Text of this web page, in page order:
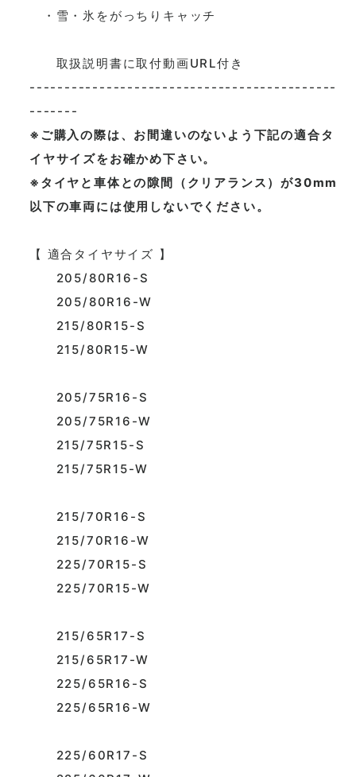
・雪・氷をがっちりキャッチ
取扱説明書に取付動画URL付き
--------------------------------------------
-------
※ご購入の際は、お間違いのないよう下記の適合タ
イヤサイズをお確かめ下さい。
※タイヤと車体との隙間（クリアランス）が30mm
以下の車両には使用しないでください。
【 適合タイヤサイズ 】
205/80R16-S
205/80R16-W
215/80R15-S
215/80R15-W
205/75R16-S
205/75R16-W
215/75R15-S
215/75R15-W
215/70R16-S
215/70R16-W
225/70R15-S
225/70R15-W
215/65R17-S
215/65R17-W
225/65R16-S
225/65R16-W
225/60R17-S